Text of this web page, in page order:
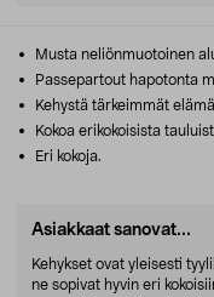
Musta neliönmuotoinen
Passepartout hapotonta
Kehystä tärkeimmät
Kokoa erikokoisista
Eri kokoja.
Asiakkaat sanovat...
Kehykset ovat yleisesti
ne sopivat hyvin eri